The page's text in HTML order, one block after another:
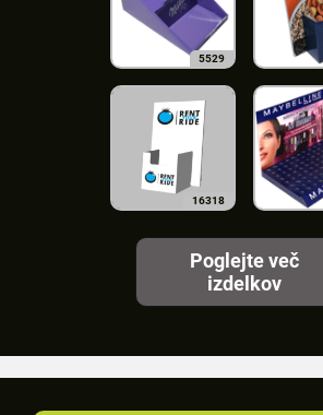
5529
16318
Poglejte več
izdelkov